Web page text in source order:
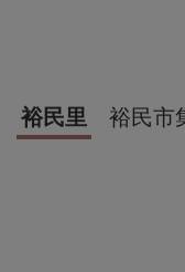
裕民里 裕民市